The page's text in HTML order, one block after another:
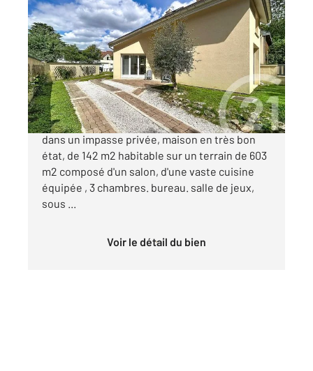
BIEVRES 91
142 m , 5 pièces
Ref : 7355
Maison à vendre
789 000 €
Située dans un environnement recherché,
dans un impasse privée, maison en très bon
état, de 142 m2 habitable sur un terrain de 603
m2 composé d'un salon, d'une vaste cuisine
équipée , 3 chambres. bureau. salle de jeux,
sous ...
Voir le détail du bien